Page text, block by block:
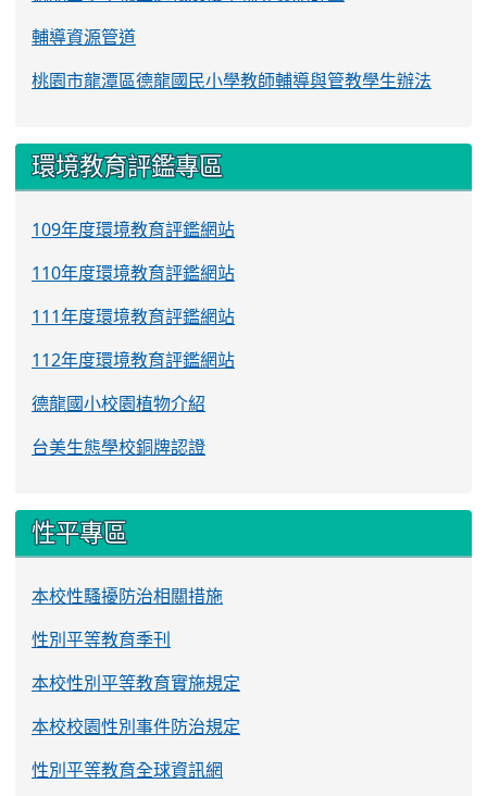
輔導資源管道
桃園市龍潭區德龍國民小學教師輔導與管教學生辦法
環境教育評鑑專區
109年度環境教育評鑑網站
110年度環境教育評鑑網站
111年度環境教育評鑑網站
112年度環境教育評鑑網站
德龍國小校園植物介紹
台美生態學校銅牌認證
性平專區
本校性騷擾防治相關措施
性別平等教育季刊
本校性別平等教育實施規定
本校校園性別事件防治規定
性別平等教育全球資訊網